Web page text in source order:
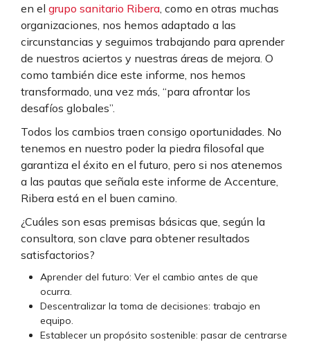
en el grupo sanitario Ribera , como en otras muchas
organizaciones, nos hemos adaptado a las
circunstancias y seguimos trabajando para aprender
de nuestros aciertos y nuestras áreas de mejora. O
como también dice este informe, nos hemos
transformado, una vez más, “para afrontar los
desafíos globales”.
Todos los cambios traen consigo oportunidades. No
tenemos en nuestro poder la piedra filosofal que
garantiza el éxito en el futuro, pero si nos atenemos
a las pautas que señala este informe de Accenture,
Ribera está en el buen camino.
¿Cuáles son esas premisas básicas que, según la
consultora, son clave para obtener resultados
satisfactorios?
Aprender del futuro: Ver el cambio antes de que
ocurra.
Descentralizar la toma de decisiones: trabajo en
equipo.
Establecer un propósito sostenible: pasar de centrarse